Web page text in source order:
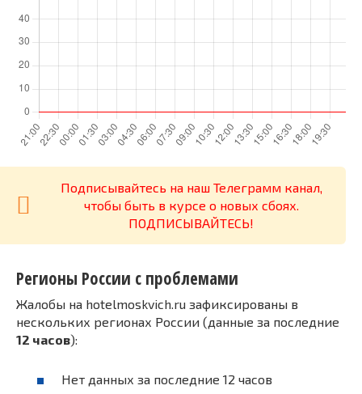
Подписывайтесь на наш Телеграмм канал,
чтобы быть в курсе о новых сбоях.
ПОДПИСЫВАЙТЕСЬ!
Регионы России с проблемами
Жалобы на hotelmoskvich.ru зафиксированы в
нескольких регионах России (данные за последние
12 часов):
Нет данных за последние 12 часов